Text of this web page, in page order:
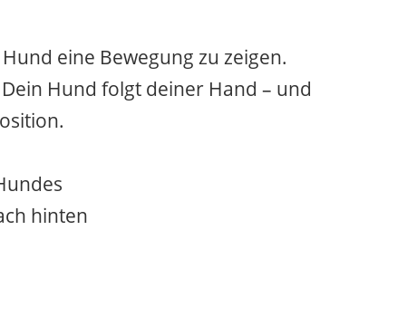
eine Bewegung zu zeigen.
Hund folgt deiner Hand – und
hinten